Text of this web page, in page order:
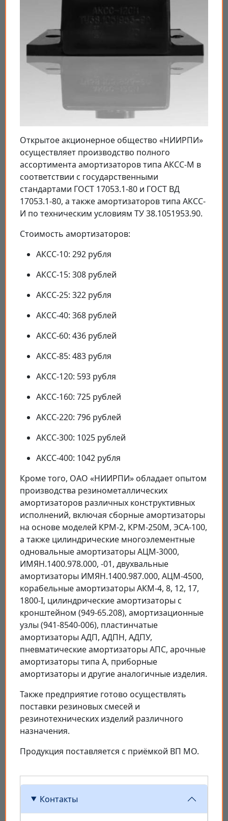
Открытое акционерное общество «НИИРПИ»
осуществляет производство полного
ассортимента амортизаторов типа АКСС-М в
соответствии с государственными
стандартами ГОСТ 17053.1-80 и ГОСТ ВД
17053.1-80, а также амортизаторов типа АКСС-
И по техническим условиям ТУ 38.1051953.90.
Стоимость амортизаторов:
АКСС-10: 292 рубля
АКСС-15: 308 рублей
АКСС-25: 322 рубля
АКСС-40: 368 рублей
АКСС-60: 436 рублей
АКСС-85: 483 рубля
АКСС-120: 593 рубля
АКСС-160: 725 рублей
АКСС-220: 796 рублей
АКСС-300: 1025 рублей
АКСС-400: 1042 рубля
Кроме того, ОАО «НИИРПИ» обладает опытом
производства резинометаллических
амортизаторов различных конструктивных
исполнений, включая сборные амортизаторы
на основе моделей КРМ-2, КРМ-250М, ЭСА-100,
а также цилиндрические многоэлементные
одновальные амортизаторы АЦМ-3000,
ИМЯН.1400.978.000, -01, двухвальные
амортизаторы ИМЯН.1400.987.000, АЦМ-4500,
корабельные амортизаторы АКМ-4, 8, 12, 17,
1800-I, цилиндрические амортизаторы с
кронштейном (949-65.208), амортизационные
узлы (941-8540-006), пластинчатые
амортизаторы АДП, АДПН, АДПУ,
пневматические амортизаторы АПС, арочные
амортизаторы типа А, приборные
амортизаторы и другие аналогичные изделия.
Также предприятие готово осуществлять
поставки резиновых смесей и
резинотехнических изделий различного
назначения.
Продукция поставляется с приёмкой ВП МО.
Контакты